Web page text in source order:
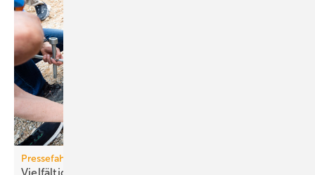
Pressefahrt des BWP